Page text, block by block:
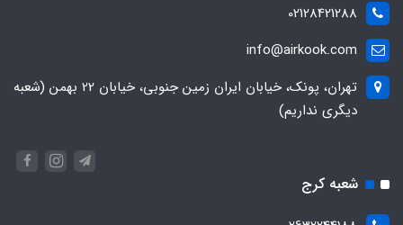
02128421288
info@airkook.com
تهران، پونک، خیابان ایران زمین جنوبی، خیابان 22 بهمن (شعبه
دیگری نداریم)
شعبه کرج